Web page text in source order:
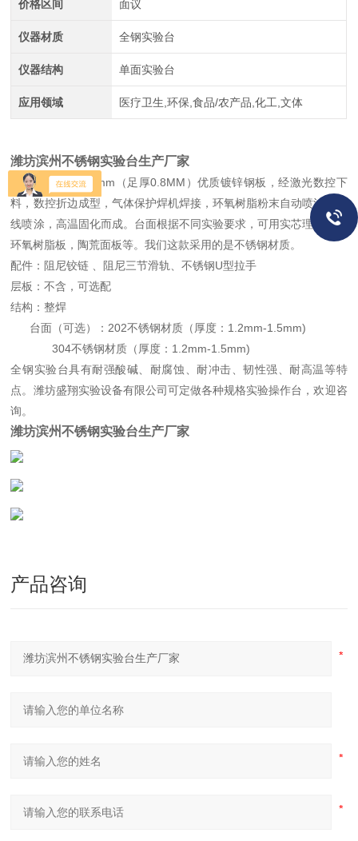
价格区间 面议
仪器材质 全钢实验台
仪器结构 单面实验台
应用领域 医疗卫生,环保,食品/农产品,化工,文体
潍坊滨州不锈钢实验台生产厂家
柜体采用标厚1.0mm （足厚0.8MM ）优质镀锌钢板，经激光数控下
料，数控折边成型，气体保护焊机焊接，环氧树脂粉末自动喷涂流水
线喷涂，高温固化而成。台面根据不同实验要求，可用实芯理化板，
环氧树脂板，陶荒面板等。我们这款采用的是不锈钢材质。
配件：阻尼铰链
、阻尼三节滑轨、不锈钢U型拉手
层板：不含，可选配
结构：整焊
台面（可选）：202不锈钢材质（厚度：1.2mm-1.5mm)
304不锈钢材质（厚度：1.2mm-1.5mm)
全钢实验台具有耐强酸碱、耐腐蚀、耐冲击、韧性强、耐高温等特
点。潍坊盛翔实验设备有限公司可定做各种规格实验操作台，欢迎咨
询。
潍坊滨州不锈钢实验台生产厂家
产品咨询